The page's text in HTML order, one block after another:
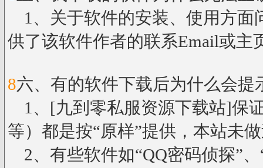
1、关于软件的安装、使用方面
供了该软件作者的联系Email或主
8六、有的软件下载后为什么会提
1、[九到零私服资源下载站]保
等）都是按“原样”提供，本站未
2、有些软件如“QQ密码侦探”